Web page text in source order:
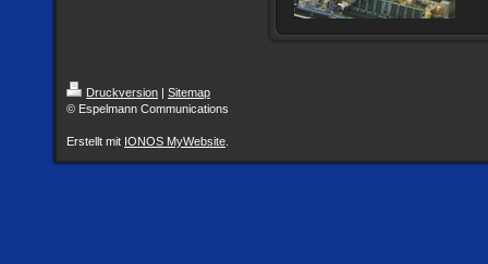
Druckversion | Sitemap
© Espelmann Communications
Erstellt mit IONOS MyWebsite